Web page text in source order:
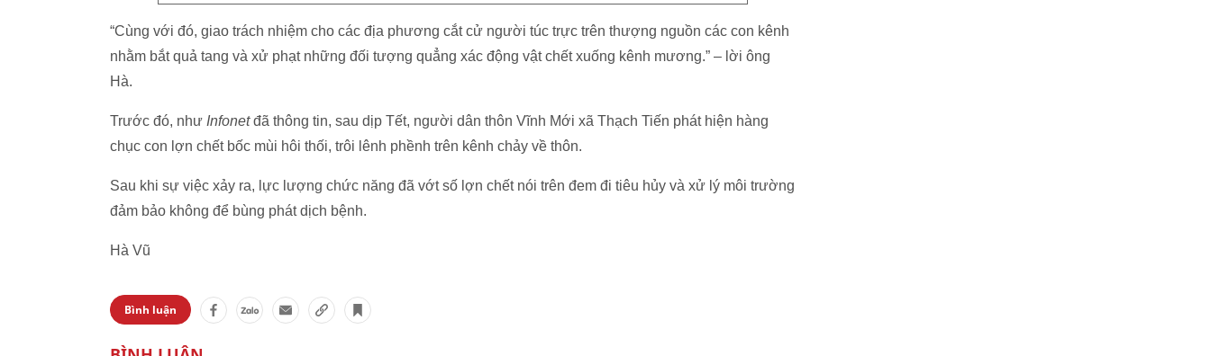
“Cùng với đó, giao trách nhiệm cho các địa phương cắt cử người túc trực trên thượng nguồn các con kênh
nhằm bắt quả tang và xử phạt những đối tượng quẳng xác động vật chết xuống kênh mương.” – lời ông
Hà.
Trước đó, như Infonetđã thông tin, sau dịp Tết, người dân thôn Vĩnh Mới xã Thạch Tiến phát hiện hàng
chục con lợn chết bốc mùi hôi thối, trôi lênh phềnh trên kênh chảy về thôn.
Sau khi sự việc xảy ra, lực lượng chức năng đã vớt số lợn chết nói trên đem đi tiêu hủy và xử lý môi trường
đảm bảo không để bùng phát dịch bệnh.
Hà Vũ
Bình luận